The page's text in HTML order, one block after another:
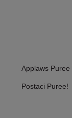
Applaws
Postaci Puree!